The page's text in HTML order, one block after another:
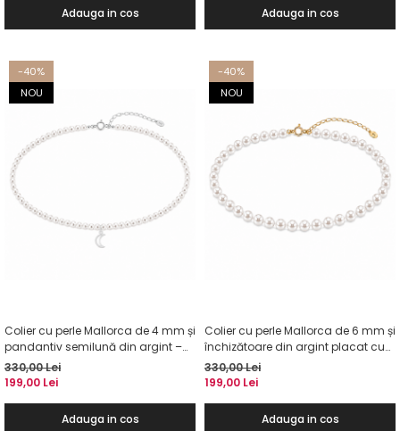
Adauga in cos Adauga in cos
-40%
NOU
Colier cu perle Mallorca de 4 mm și
pandantiv semilună din argint –
Colier la baza gâtului
330,00 Lei
199,00 Lei
Adauga in cos
-40%
NOU
Colier cu perle Mallorca de 6 mm și
închizătoare din argint placat cu
aur – Colier la baza gâtului
330,00 Lei
199,00 Lei
Adauga in cos